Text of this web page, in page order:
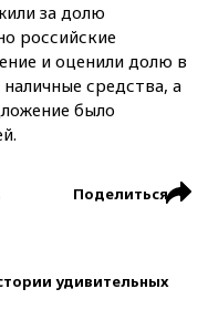
за долю
российские
и оценили долю в
средства, а
было
Поделиться
удивительных